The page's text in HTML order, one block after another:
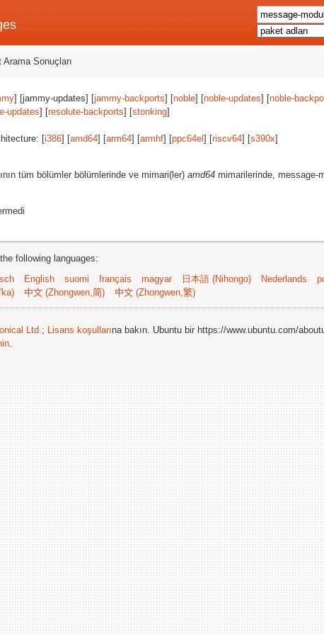
Sonuçları
] [jammy-updates] [jammy-backports] [noble] [noble-updates] [noble-
updates] [resolute-backports] [stonking]
[i386] [amd64] [arm64] [armhf] [ppc64el ] [riscv64] [s390x]
tüm bölümler bölümlerinde ve mimari(ler) amd64 mimarilerinde, message-
following languages:
English suomi français magyar 日本語 (Nihongo) Nederlands
中文 (Zhongwen,简) 中文 (Zhongwen,繁)
Ltd.; Lisans koşullarına bakın. Ubuntu bir https://www.ubuntu.com/
.